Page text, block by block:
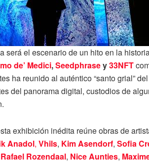
será el escenario de un hito en la
de’ Medici,Seedphrasey33NFT
ha reunido al auténtico “santo grial”
del panorama digital, custodios de
exhibición inédita reúne obras de
Anadol, Vhils, KimAsendorf, Sofia
Rafael Rozendaal, Nice Aunties,